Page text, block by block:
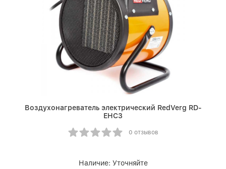
Воздухонагреватель электрический RedVerg RD-
EHC3
0 отзывов
Наличие: Уточняйте